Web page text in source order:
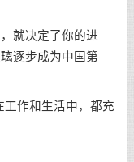
就决定了你的进
逐步成为中国第
作和生活中，都充